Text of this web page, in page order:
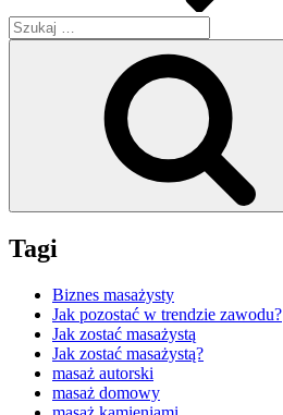
Szukaj:
Tagi
Biznes masażysty
Jak pozostać w trendzie zawodu?
Jak zostać masażystą
Jak zostać masażystą?
masaż autorski
masaż domowy